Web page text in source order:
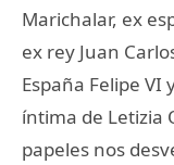
Marichalar, ex
ex rey Juan
España Felipe VI
íntima de Letizia
papeles nos